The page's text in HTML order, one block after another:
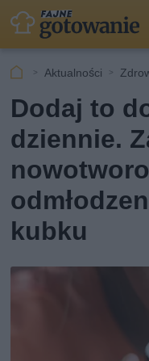
Aktualności
Dodaj to
dziennie.
kubku